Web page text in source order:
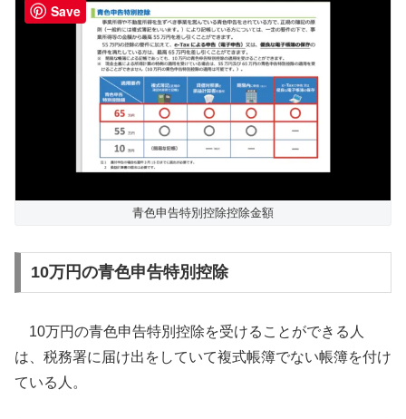
青色申告特別控除控除金額
10万円の青色申告特別控除
10万円の青色申告特別控除を受けることができる人
は、税務署に届け出をしていて複式帳簿でない帳簿を付け
ている人。
Save